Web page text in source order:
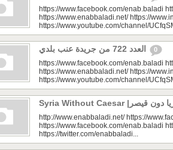
https://www.facebook.com/enab.baladi
https://www.enabbaladi.net/ https://
https://www.youtube.com/channel/
0
https://www.facebook.com/enab.baladi
https://www.enabbaladi.net/ https://
https://www.youtube.com/channel/
http://www.enabbaladi.net/ https://
https://www.facebook.com/enab.baladi
https://twitter.com/enabbaladi...